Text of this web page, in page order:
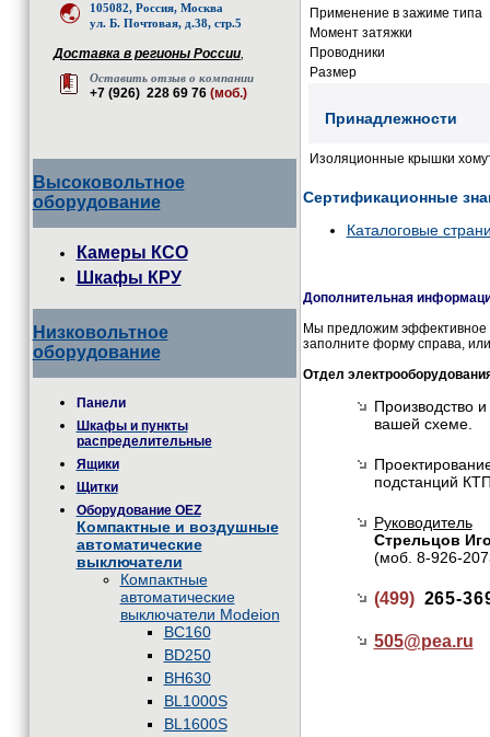
105082, Россия, Москва
ул. Б. Почтовая, д.38, стр.5
Доставка в регионы России,
Оставить отзыв о компании
+7 (926) 228 69 76 (моб.)
Высоковольтное
оборудование
Камеры КСО
Шкафы КРУ
Низковольтное
оборудование
Панели
Шкафы и пункты
распределительные
Ящики
Щитки
Оборудование OEZ
Компактные и воздушные
автоматические
выключатели
Компактные
автоматические
выключатели Modeion
BC160
BD250
BH630
BL1000S
BL1600S
Применение в зажиме типа
Момент затяжки
Проводники
Размер
Принадлежности
Изоляционные крышки
Сертификационные
Каталоговые
Дополнительная
Мы предложим эффективное
заполните форму справа,
Отдел
Производство
вашей схеме.
подстанций
Руководитель
Стрельцов
(моб. 8-926-
(499) 265-
505@pea.ru